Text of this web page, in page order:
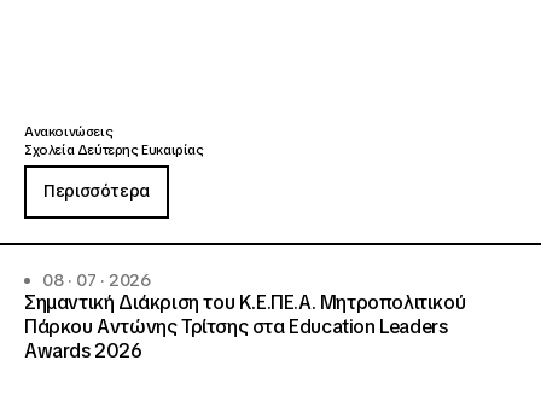
Ανακοινώσεις
Σχολεία Δεύτερης Ευκαιρίας
Περισσότερα
08 · 07 · 2026
Σημαντική Διάκριση του Κ.Ε.ΠΕ.Α. Μητροπολιτικού
Πάρκου Αντώνης Τρίτσης στα Education Leaders
Awards 2026